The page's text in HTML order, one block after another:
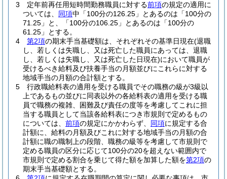
3
定年前再任用短時間勤務職員に対する前項の規定の適用に
ついては、 同項中「100分の126.25」とあるのは「100分の
71.25」と、「100分の106.25」とあるのは「100分の
61.25」とする。
4
第2項の期末手当基礎額は、それぞれその基準日現在(退職
し、若しくは失職し、又は死亡した職員にあっては、退職
し、若しくは失職し、又は死亡した日現在)において職員が
受けるべき給料及び扶養手当の月額並びにこれらに対する
地域手当の月額の合計額とする。
5
行政職給料表の適用を受ける職員でその職務の級が3級以
上であるもの並びに同表以外の各給料表の適用を受ける職
員で職務の複雑、困難及び責任の度等を考慮してこれに担
当する職員として当該各給料表につき市規則で定めるもの
については、 前項の規定にかかわらず、 同項に規定する合
計額に、給料の月額及びこれに対する地域手当の月額の合
計額に職の職制上の段階、職務の級等を考慮して市規則で
定める職員の区分に応じて100分の20を超えない範囲内で
市規則で定める割合を乗じて得た額を加算した額を第2項の
期末手当基礎額とする。